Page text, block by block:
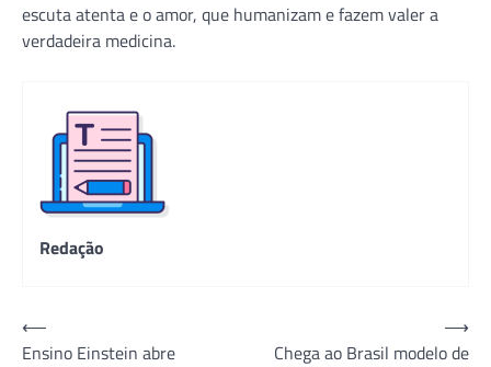
escuta atenta e o amor, que humanizam e fazem valer a
verdadeira medicina.
Redação
Navegação
⟵
Ensino Einstein abre
Chega ao Brasil modelo de
⟶